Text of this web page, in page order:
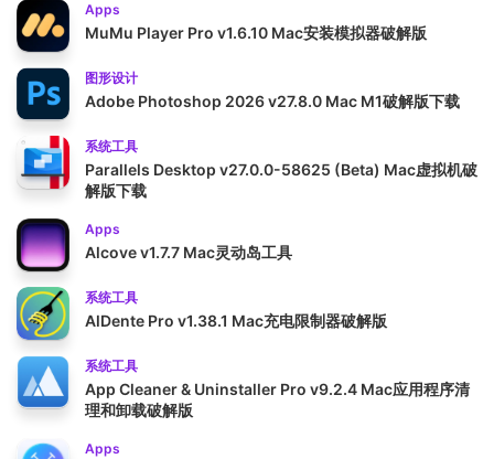
Apps
MuMu Player Pro v1.6.10 Mac安装模拟器破解版
图形设计
Adobe Photoshop 2026 v27.8.0 Mac M1破解版下载
系统工具
Parallels Desktop v27.0.0-58625 (Beta) Mac虚拟机破
解版下载
Apps
Alcove v1.7.7 Mac灵动岛工具
系统工具
AlDente Pro v1.38.1 Mac充电限制器破解版
系统工具
App Cleaner & Uninstaller Pro v9.2.4 Mac应用程序清
理和卸载破解版
Apps